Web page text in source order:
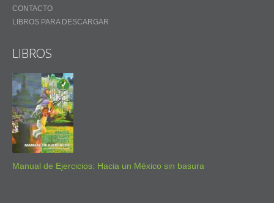
CONTACTO
LIBROS PARA DESCARGAR
LIBROS
Manual de Ejercicios: Hacia un México sin basura